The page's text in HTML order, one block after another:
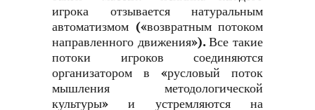
игрока отзывается натуральным
автоматизмом («возвратным потоком
направленного движения»). Все такие
потоки игроков соединяются
организатором в «русловый поток
мышления методологической
культуры» и устремляются на